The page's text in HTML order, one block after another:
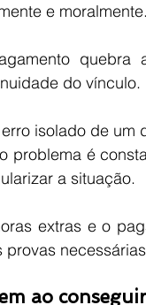
e moralmente.
quebra
do vínculo.
isolado de um
problema é
a situação.
extras e o
ao